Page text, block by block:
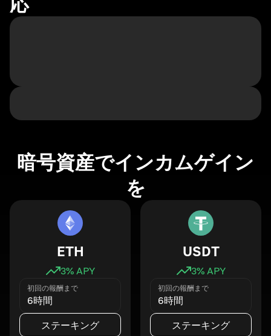
暗号資産でインカムゲイン
を
ETH
3% APY
初回の報酬まで
6時間
ステーキング
USDT
3% APY
初回の報酬まで
6時間
ステーキング